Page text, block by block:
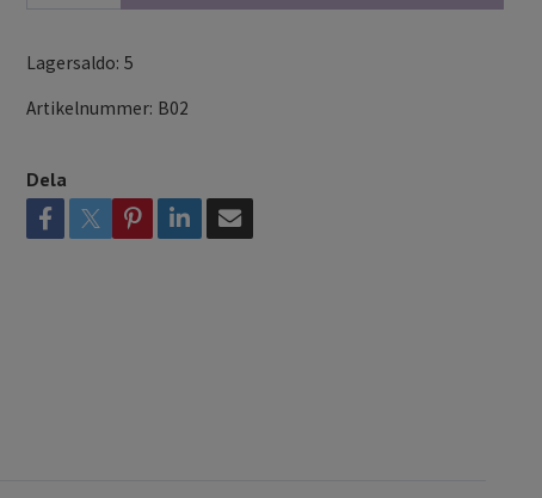
Lagersaldo: 5
Artikelnummer: B02
Dela